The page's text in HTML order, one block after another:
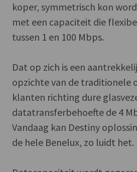
koper, symmetrisch kon
met een capaciteit die
tussen 1 en 100 Mbps.
Dat op zich is een
opzichte van de traditionele
klanten richting dure
datatransferbehoefte de 4
Vandaag kan Destiny
de hele Benelux, zo luidt het.